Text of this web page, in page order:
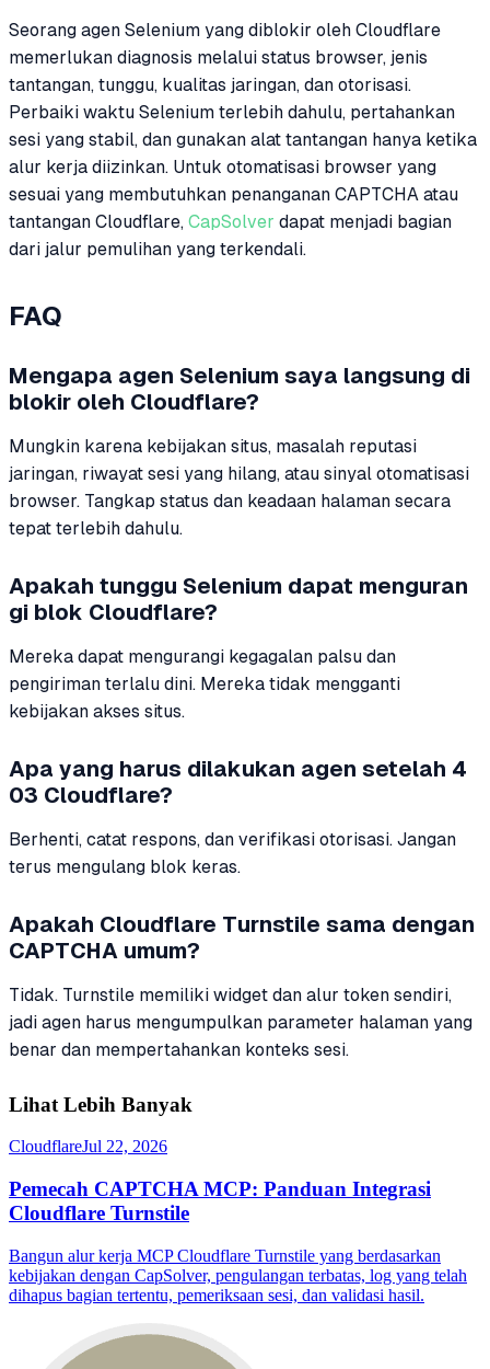
Seorang agen Selenium yang diblokir oleh Cloudflare
memerlukan diagnosis melalui status browser, jenis
tantangan, tunggu, kualitas jaringan, dan otorisasi.
Perbaiki waktu Selenium terlebih dahulu, pertahankan
sesi yang stabil, dan gunakan alat tantangan hanya ketika
alur kerja diizinkan. Untuk otomatisasi browser yang
sesuai yang membutuhkan penanganan CAPTCHA atau
tantangan Cloudflare, CapSolver dapat menjadi bagian
dari jalur pemulihan yang terkendali.
FAQ
Mengapa agen Selenium saya langsung di
blokir oleh Cloudflare?
Mungkin karena kebijakan situs, masalah reputasi
jaringan, riwayat sesi yang hilang, atau sinyal otomatisasi
browser. Tangkap status dan keadaan halaman secara
tepat terlebih dahulu.
Apakah tunggu Selenium dapat menguran
gi blok Cloudflare?
Mereka dapat mengurangi kegagalan palsu dan
pengiriman terlalu dini. Mereka tidak mengganti
kebijakan akses situs.
Apa yang harus dilakukan agen setelah 4
03 Cloudflare?
Berhenti, catat respons, dan verifikasi otorisasi. Jangan
terus mengulang blok keras.
Apakah Cloudflare Turnstile sama dengan
CAPTCHA umum?
Tidak. Turnstile memiliki widget dan alur token sendiri,
jadi agen harus mengumpulkan parameter halaman yang
benar dan mempertahankan konteks sesi.
Lihat Lebih Banyak
CloudflareJul 22, 2026
Pemecah CAPTCHA MCP: Panduan Integrasi
Cloudflare Turnstile
Bangun alur kerja MCP Cloudflare Turnstile yang berdasarkan
kebijakan dengan CapSolver, pengulangan terbatas, log yang telah
dihapus bagian tertentu, pemeriksaan sesi, dan validasi hasil.